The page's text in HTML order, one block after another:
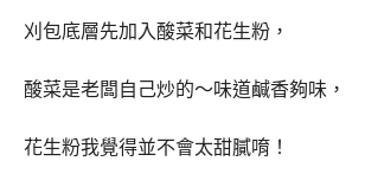
刈包底層先加入酸菜和花生粉，
酸菜是老闆自己炒的～味道鹹香夠味，
花生粉我覺得並不會太甜膩唷！